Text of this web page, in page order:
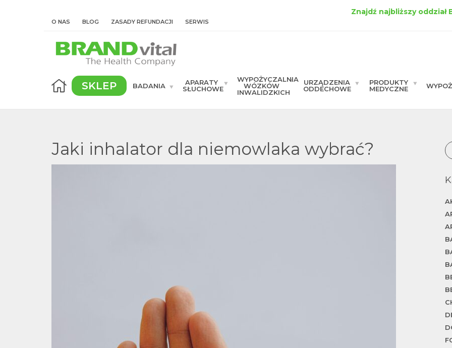
O NAS BLOG ZASADY REFUNDACJI SERWIS
Znajdź najbliższy oddział
SKLEP BADANIA
APARATY
SŁUCHOWE
WYPOŻYCZALNIA
WÓZKÓW
INWALIDZKICH
URZĄDZENIA
ODDECHOWE
PRODUKTY
MEDYCZNE
Jaki inhalator dla niemowlaka wybrać?